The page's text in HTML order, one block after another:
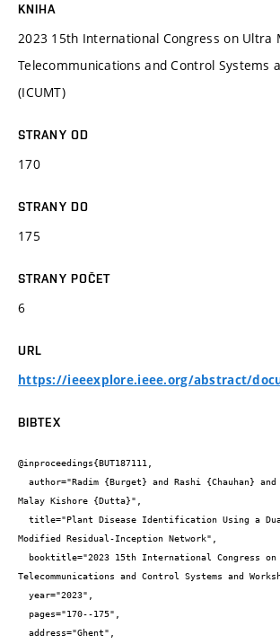
KNIHA
2023 15th International Congress on Ultra
Telecommunications and Control Systems
(ICUMT)
STRANY OD
170
STRANY DO
175
STRANY POČET
6
URL
https://ieeexplore.ieee.org/abstract/
BIBTEX
@inproceedings{BUT187111,
Malay Kishore {Dutta}",
Modified Residual-Inception Network",
Telecommunications and Control Systems and